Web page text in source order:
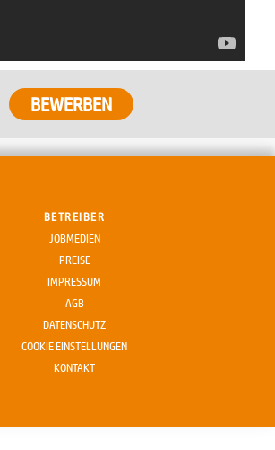
BEWERBEN
BETREIBER
JOBMEDIEN
PREISE
IMPRESSUM
AGB
DATENSCHUTZ
COOKIE EINSTELLUNGEN
KONTAKT